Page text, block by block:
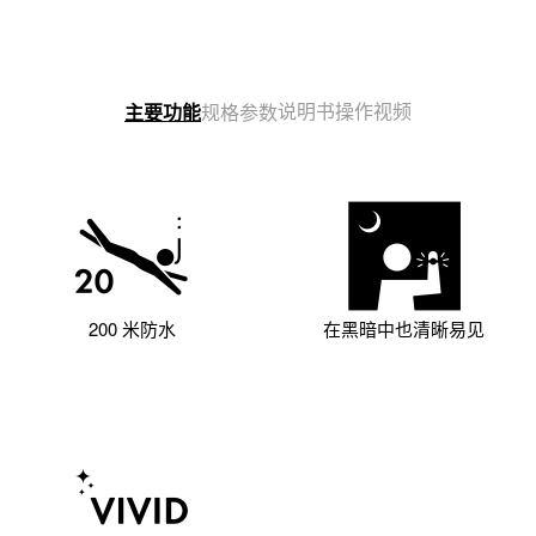
主要功能规格参数说明书操作视频
200 米防水 在黑暗中也清晰易见